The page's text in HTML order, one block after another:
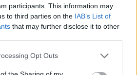
participants. This information may
to third parties on the IAB’s List of
that may further disclose it to other
app uses one or more Google
Opt Outs
F1 car in
🤯🕴#F1